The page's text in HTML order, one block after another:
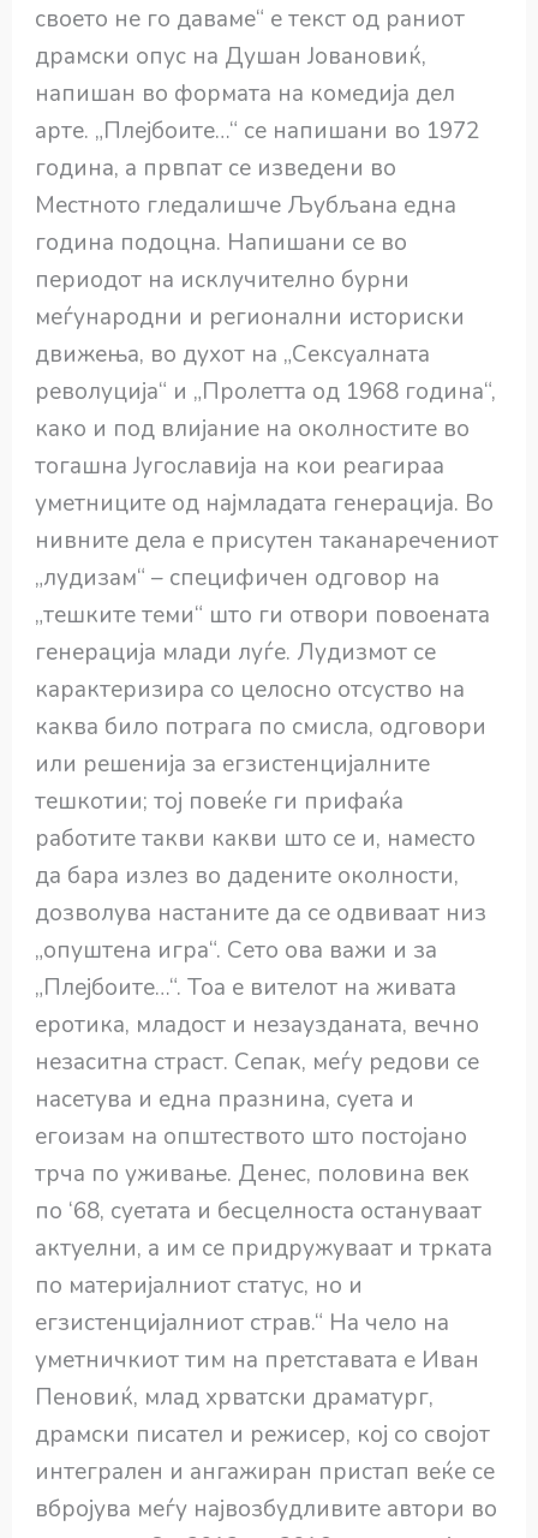
своето не го даваме“ е текст од раниот
драмски опус на Душан Јовановиќ,
напишан во формата на комедија дел
арте. „Плејбоите…“ се напишани во 1972
година, а првпат се изведени во
Местното гледалишче Љубљана една
година подоцна. Напишани се во
периодот на исклучително бурни
меѓународни и регионални историски
движења, во духот на „Сексуалната
револуција“ и „Пролетта од 1968 година“,
како и под влијание на околностите во
тогашна Југославија на кои реагираа
уметниците од најмладата генерација. Во
нивните дела е присутен таканаречениот
„лудизам“ – специфичен одговор на
„тешките теми“ што ги отвори повоената
генерација млади луѓе. Лудизмот се
карактеризира со целосно отсуство на
каква било потрага по смисла, одговори
или решенија за егзистенцијалните
тешкотии; тој повеќе ги прифаќа
работите такви какви што се и, наместо
да бара излез во дадените околности,
дозволува настаните да се одвиваат низ
„опуштена игра“. Сето ова важи и за
„Плејбоите…“. Тоа е вителот на живата
еротика, младост и незаузданата, вечно
незаситна страст. Сепак, меѓу редови се
насетува и една празнина, суета и
егоизам на општеството што постојано
трча по уживање. Денес, половина век
по ‘68, суетата и бесцелноста остануваат
актуелни, а им се придружуваат и трката
по материјалниот статус, но и
егзистенцијалниот страв.“ На чело на
уметничкиот тим на претставата е Иван
Пеновиќ, млад хрватски драматург,
драмски писател и режисер, кој со својот
интегрален и ангажиран пристап веќе се
вбројува меѓу највозбудливите автори во